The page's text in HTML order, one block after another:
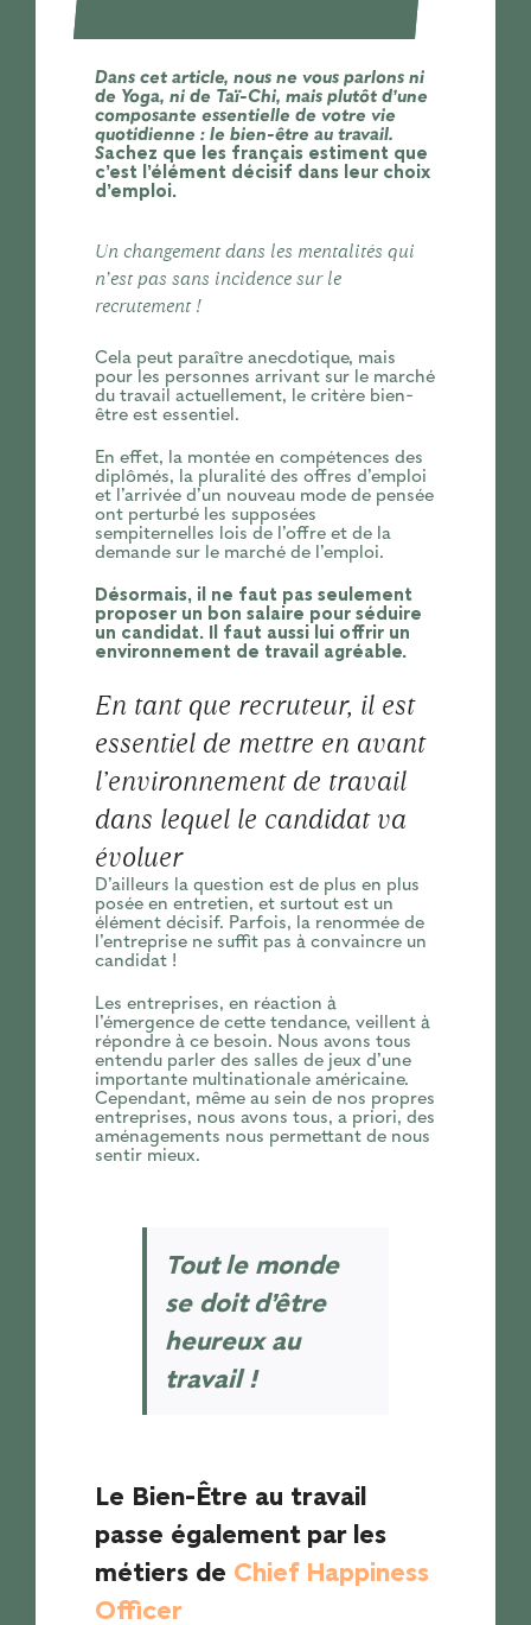
Dans cet article, nous ne vous parlons ni
de Yoga, ni de Taï-Chi, mais plutôt d’une
composante essentielle de votre vie
quotidienne : le bien-être au travail.
Sachez que les français estiment que
c’est l’élément décisif dans leur choix
d’emploi.
Un changement dans les mentalités qui
n’est pas sans incidence sur le
recrutement !
Cela peut paraître anecdotique, mais
pour les personnes arrivant sur le marché
du travail actuellement, le critère bien-
être est essentiel.
En effet, la montée en compétences des
diplômés, la pluralité des offres d’emploi
et l’arrivée d’un nouveau mode de pensée
ont perturbé les supposées
sempiternelles lois de l’offre et de la
demande sur le marché de l’emploi.
Désormais, il ne faut pas seulement
proposer un bon salaire pour séduire
un candidat. Il faut aussi lui offrir un
environnement de travail agréable.
En tant que recruteur, il est
essentiel de mettre en avant
l’environnement de travail
dans lequel le candidat va
évoluer
D’ailleurs la question est de plus en plus
posée en entretien, et surtout est un
élément décisif. Parfois, la renommée de
l’entreprise ne suffit pas à convaincre un
candidat !
Les entreprises, en réaction à
l’émergence de cette tendance, veillent à
répondre à ce besoin. Nous avons tous
entendu parler des salles de jeux d’une
importante multinationale américaine.
Cependant, même au sein de nos propres
entreprises, nous avons tous, a priori, des
aménagements nous permettant de nous
sentir mieux.
Tout le monde
se doit d’être
heureux au
travail !
Le Bien-Être au travail
passe également par les
métiers de Chief Happiness
Officer